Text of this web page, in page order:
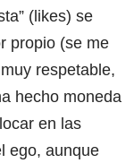
(likes) se
propio (se me
respetable,
hecho moneda
en las
ego, aunque